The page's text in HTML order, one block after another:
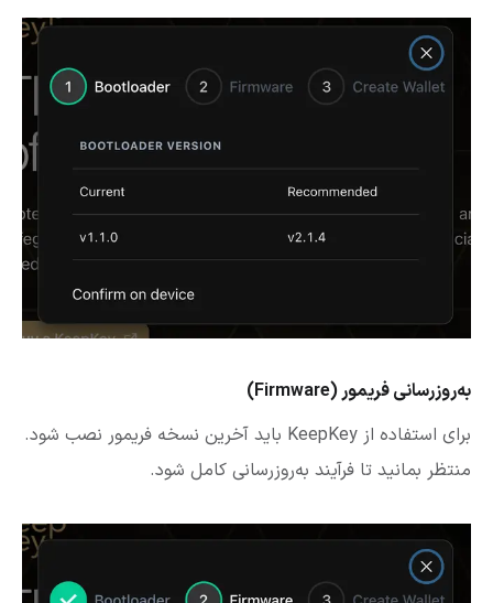
به‌روزرسانی فریمور (Firmware)
برای استفاده از KeepKey باید آخرین نسخه فریمور نصب شود.
منتظر بمانید تا فرآیند به‌روزرسانی کامل شود.